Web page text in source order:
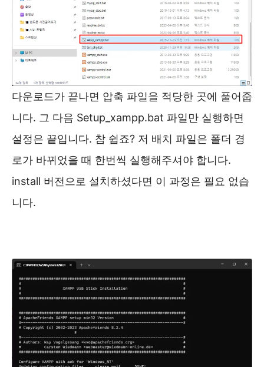
다운로드가 끝나면 압축 파일을 적당한 곳에 풀어줍
니다. 그 다음 Setup_xampp.bat 파일만 실행하면
설정은 끝입니다. 참 쉽죠? 저 배치 파일은 폴더 경
로가 바뀌었을 때 한번씩 실행해주셔야 합니다.
install 버전으로 설치하셨다면 이 과정은 필요 없습
니다.